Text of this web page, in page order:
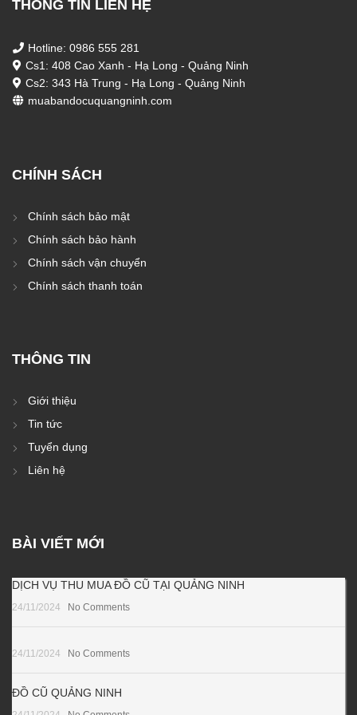
THÔNG TIN LIÊN HỆ
Hotline: 0986 555 281
Cs1: 408 Cao Xanh - Hạ Long - Quảng Ninh
Cs2: 343 Hà Trung - Hạ Long - Quảng Ninh
muabandocuquangninh.com
CHÍNH SÁCH
Chính sách bảo mật
Chính sách bảo hành
Chính sách vận chuyển
Chính sách thanh toán
THÔNG TIN
Giới thiệu
Tin tức
Tuyển dụng
Liên hệ
BÀI VIẾT MỚI
DỊCH VỤ THU MUA ĐỒ CŨ TẠI QUẢNG NINH
24/11/2024 No Comments
24/11/2024 No Comments
ĐỒ CŨ QUẢNG NINH